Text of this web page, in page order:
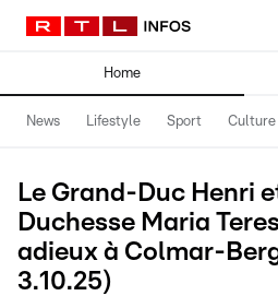
Home
News Lifestyle Sport Culture
Le Grand-Duc Henri
Duchesse Maria
adieux à Colmar-
3.10.25)